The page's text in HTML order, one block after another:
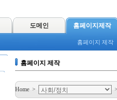
도메인 홈페이지제작
홈페이지 제작
홈페이지 제작
Home >